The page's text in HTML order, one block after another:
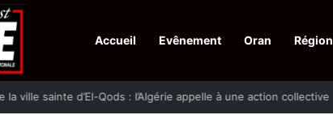
Accueil Evênement Oran Région
la ville sainte d’El-Qods : l’Algérie appelle à une action collective